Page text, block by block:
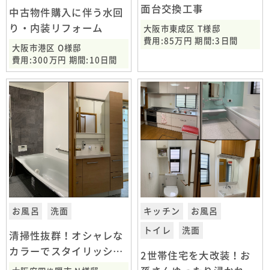
中古物件購入に伴う水回
り・内装リフォーム
大阪市港区 O様邸
費用:300万円 期間:10日間
面台交換工事
大阪市東成区 T様邸
費用:85万円 期間:3日間
お風呂 洗面
清掃性抜群！オシャレな
カラーでスタイリッシュ
なお風呂に
キッチン お風呂
トイレ 洗面
2世帯住宅を大改装！お